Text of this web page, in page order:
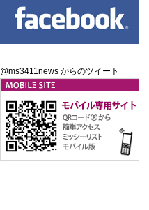
@ms3411news からのツイート